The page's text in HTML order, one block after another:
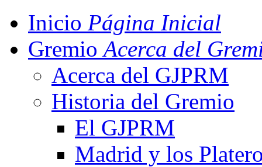
Inicio Página Inicial
GremioAcerca del
Acerca del GJPRM
Historia del Gremio
El GJPRM
Madrid y los